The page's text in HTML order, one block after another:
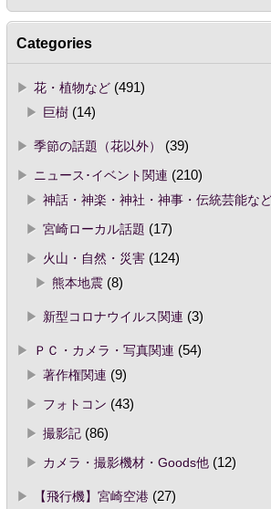
Categories
花・植物など(491)
巨樹(14)
季節の話題（花以外）
(39)
ニュース･イベント関連 (210)
神話・神楽・神社・神事・伝統芸能な
宮崎ローカル話題 (17)
火山・自然・災害(124)
熊本地震(8)
新型コロナウイルス関連 (3)
ＰＣ・カメラ・写真関連 (54)
著作権関連 (9)
フォトコン (43)
撮影記(86)
カメラ・撮影機材・Goods他(12)
【飛行機】宮崎空港(27)